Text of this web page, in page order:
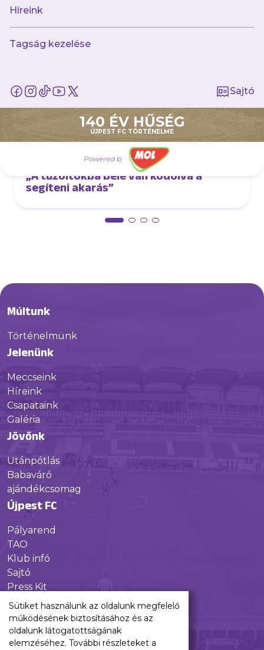
Híreink
Tagság kezelése
Sajtó
140 ÉV HŰSÉG
ÚJPEST FC TÖRTÉNELME
Powered by
AJÁNLÓ
„A tűzoltókba bele van kódolva a
segíteni akarás”
Múltunk
Történelmünk
Jelenünk
Meccseink
Híreink
Csapataink
Galéria
Jövőnk
Utánpótlás
Babaváró
ajándékcsomag
Újpest FC
Pályarend
TAO
Klub infó
Sajtó
Press Kit
Újpest FC Shop
Digitális felületeink
Facebook
Sütiket használunk az oldalunk megfelelő
működésének biztosításához és az
oldalunk látogatottságának
elemzéséhez. További részleteket a